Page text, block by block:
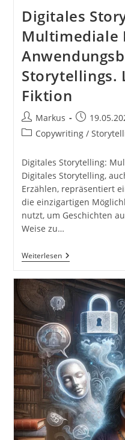
Digitales
Multimediale
Storytellings.
Fiktion
Beitrags-
Autor:
Markus
Beitrag
Beitrags-
Copywriting /
Digitales Storytelling:
Digitales Storytelling,
Erzählen, repräsentiert
die einzigartigen
nutzt, um Geschichten
Weise zu…
WeiterlesenDigitales
Storytelling.
Erzählformen.
Des
Storytellings.
Literatur
Und
Fiktion